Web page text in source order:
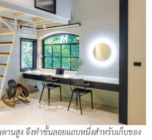
านสูง จึงทำชั้นลอยแถบหนึ่งสำหรับเก็บของ